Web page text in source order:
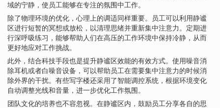
域的宁静，使员工能够在专注的氛围中工作。
除了物理环境的优化，心理上的调适同样重要。员工可以利用静谧
区进行短暂的冥想或放松，以清理思绪并重新集中注意力。定期进
行深呼吸练习，能够帮助人们在高压的工作环境中保持冷静，从而
更好地应对工作挑战。
此外，结合科技手段也是提升静谧区效能的有效方式。使用噪音消
除耳机或者白噪音设备，可以帮助员工在需要集中注意力的时候消
除外界的干扰。有些写字楼还采用了智能调控系统，根据环境变化
自动调整光线和音量，进一步优化工作氛围。
团队文化的培养也不容忽视。在静谧区内，鼓励员工分享各自的思